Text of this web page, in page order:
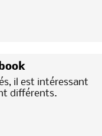
il est intéressant
différents.